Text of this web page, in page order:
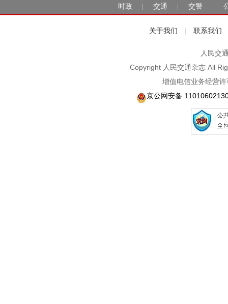
时政 交通 交警
关于我们 联系我们
人民交
Copyright 人民交通杂志 All
增值电信业务经营
京公网安备